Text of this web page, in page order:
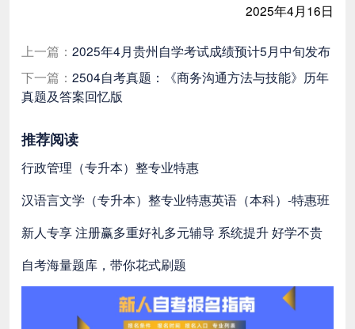
2025年4月16日
上一篇： 2025年4月贵州自学考试成绩预计5月中旬发布
下一篇： 2504自考真题：《商务沟通方法与技能》历年
真题及答案回忆版
推荐阅读
行政管理（专升本）整专业特惠
汉语言文学（专升本）整专业特惠英语（本科）-特惠班
新人专享 注册赢多重好礼多元辅导 系统提升 好学不贵
自考海量题库，带你花式刷题